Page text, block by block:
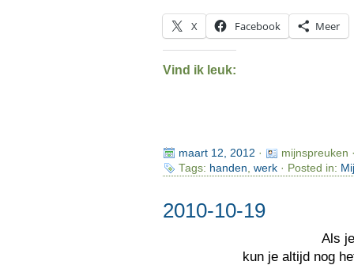
X Facebook Meer
Vind ik leuk:
maart 12, 2012 ·
mijnspreuken
Tags: handen werk· Posted in:
2010-10-19
Als
kun je altijd nog